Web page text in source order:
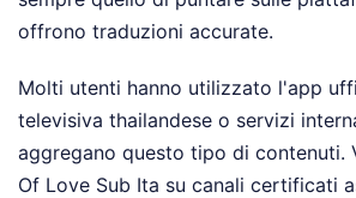
offrono traduzioni accurate.
Molti utenti hanno utilizzato l'app
televisiva thailandese o servizi
aggregano questo tipo di contenuti.
Of Love Sub Ita su canali certificati